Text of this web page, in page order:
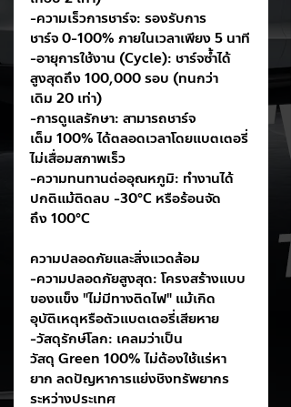
-ความเร็วการชาร์จ: รองรับการ
ชาร์จ 0-100% ภายในเวลาเพียง 5 นาที
-อายุการใช้งาน (Cycle): ชาร์จซ้ำได้
สูงสุดถึง 100,000 รอบ (ทนกว่า
เดิม 20 เท่า)
-การดูแลรักษา: สามารถชาร์จ
เต็ม 100% ได้ตลอดเวลาโดยแบตเตอรี่
ไม่เสื่อมสภาพเร็ว
-ความทนทานต่ออุณหภูมิ: ทำงานได้
ปกติแม้ติดลบ -30°C หรือร้อนจัด
ถึง 100°C
ความปลอดภัยและสิ่งแวดล้อม
-ความปลอดภัยสูงสุด: โครงสร้างแบบ
ของแข็ง "ไม่มีทางติดไฟ" แม้เกิด
อุบัติเหตุหรือตัวแบตเตอรี่เสียหาย
-วัสดุรักษ์โลก: เคลมว่าเป็น
วัสดุ Green 100% ไม่ต้องใช้แร่หา
ยาก ลดปัญหาการแย่งชิงทรัพยากร
ระหว่างประเทศ